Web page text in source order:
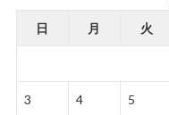
日
月 火
3 4 5